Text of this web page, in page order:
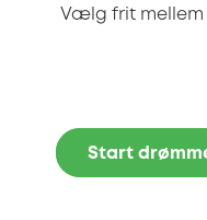
Vælg frit mellem
Start